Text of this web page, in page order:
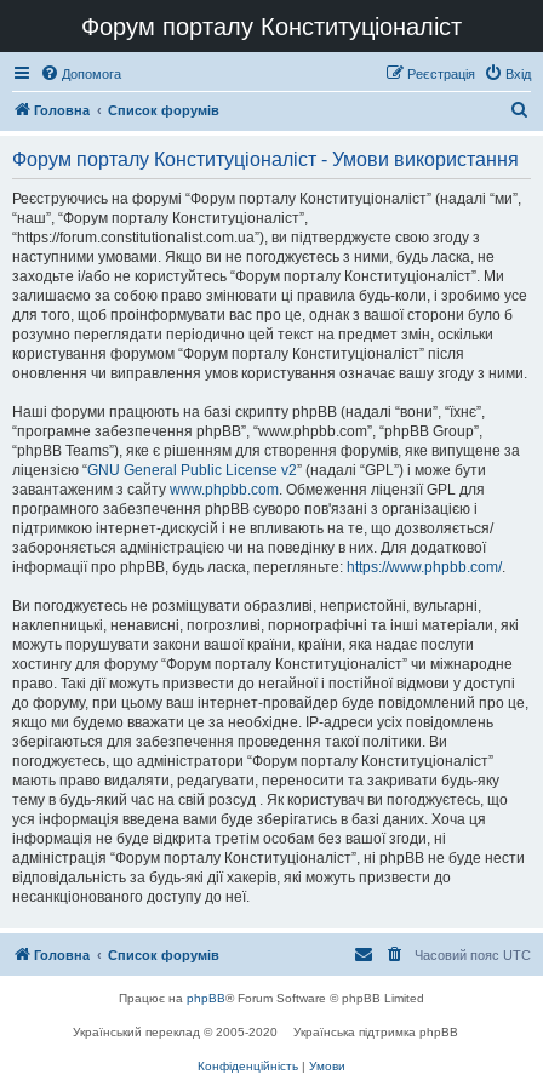
Форум порталу Конституціоналіст
Допомога Вхід
Реєстрація
Головна Список форумів
Форум порталу Конституціоналіст - Умови використання
Реєструючись на форумі “Форум порталу Конституціоналіст” (надалі “ми”,
“наш”, “Форум порталу Конституціоналіст”,
“https://forum.constitutionalist.com.ua”), ви підтверджуєте свою згоду з
наступними умовами. Якщо ви не погоджуєтесь з ними, будь ласка, не
заходьте і/або не користуйтесь “Форум порталу Конституціоналіст”. Ми
залишаємо за собою право змінювати ці правила будь-коли, і зробимо усе
для того, щоб проінформувати вас про це, однак з вашої сторони було б
розумно переглядати періодично цей текст на предмет змін, оскільки
користування форумом “Форум порталу Конституціоналіст” після
оновлення чи виправлення умов користування означає вашу згоду з ними.
Наші форуми працюють на базі скрипту phpBB (надалі “вони”, “їхнє”,
“програмне забезпечення phpBB”, “www.phpbb.com”, “phpBB Group”,
“phpBB Teams”), яке є рішенням для створення форумів, яке випущене за
ліцензією “GNU General Public License v2” (надалі “GPL”) і може бути
завантаженим з сайту www.phpbb.com. Обмеження ліцензії GPL для
програмного забезпечення phpBB суворо пов'язані з організацією і
підтримкою інтернет-дискусій і не впливають на те, що дозволяється/
забороняється адміністрацією чи на поведінку в них. Для додаткової
інформації про phpBB, будь ласка, перегляньте: https://www.phpbb.com/.
Ви погоджуєтесь не розміщувати образливі, непристойні, вульгарні,
наклепницькі, ненависні, погрозливі, порнографічні та інші матеріали, які
можуть порушувати закони вашої країни, країни, яка надає послуги
хостингу для форуму “Форум порталу Конституціоналіст” чи міжнародне
право. Такі дії можуть призвести до негайної і постійної відмови у доступі
до форуму, при цьому ваш інтернет-провайдер буде повідомлений про це,
якщо ми будемо вважати це за необхідне. IP-адреси усіх повідомлень
зберігаються для забезпечення проведення такої політики. Ви
погоджуєтесь, що адміністратори “Форум порталу Конституціоналіст”
мають право видаляти, редагувати, переносити та закривати будь-яку
тему в будь-який час на свій розсуд . Як користувач ви погоджуєтесь, що
уся інформація введена вами буде зберігатись в базі даних. Хоча ця
інформація не буде відкрита третім особам без вашої згоди, ні
адміністрація “Форум порталу Конституціоналіст”, ні phpBB не буде нести
відповідальність за будь-які дії хакерів, які можуть призвести до
несанкціонованого доступу до неї.
Головна Список форумів Часовий пояс UTC
Працює на phpBB® Forum Software © phpBB Limited
Український переклад © 2005-2020 Українська підтримка phpBB
Конфіденційність | Умови